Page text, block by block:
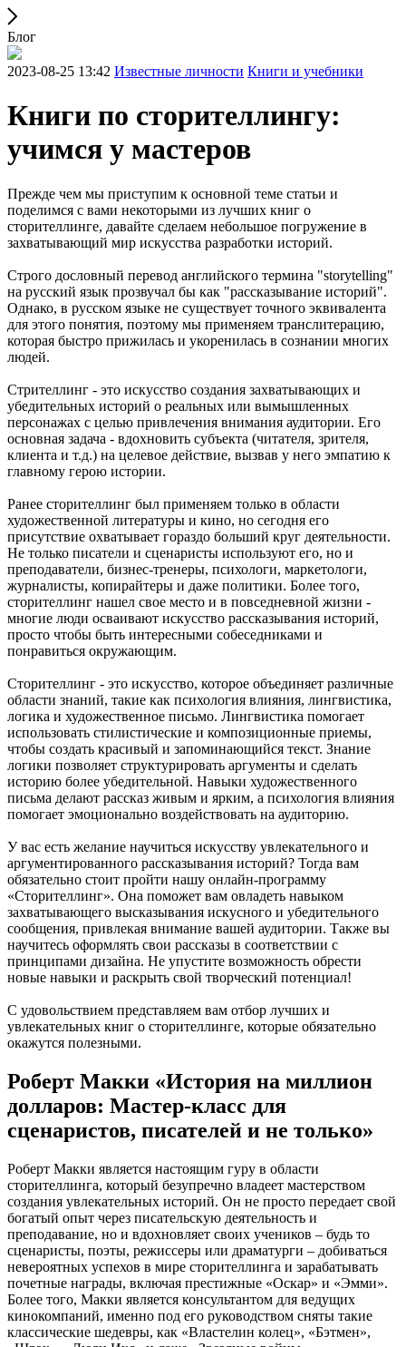
Блог
2023-08-25 13:42 Известные личности Книги и учебники
Книги по сторителлингу:
учимся у мастеров
Прежде чем мы приступим к основной теме статьи и
поделимся с вами некоторыми из лучших книг о
сторителлинге, давайте сделаем небольшое погружение в
захватывающий мир искусства разработки историй.
Строго дословный перевод английского термина "storytelling"
на русский язык прозвучал бы как "рассказывание историй".
Однако, в русском языке не существует точного эквивалента
для этого понятия, поэтому мы применяем транслитерацию,
которая быстро прижилась и укоренилась в сознании многих
людей.
Стрителлинг - это искусство создания захватывающих и
убедительных историй о реальных или вымышленных
персонажах с целью привлечения внимания аудитории. Его
основная задача - вдохновить субъекта (читателя, зрителя,
клиента и т.д.) на целевое действие, вызвав у него эмпатию к
главному герою истории.
Ранее сторителлинг был применяем только в области
художественной литературы и кино, но сегодня его
присутствие охватывает гораздо больший круг деятельности.
Не только писатели и сценаристы используют его, но и
преподаватели, бизнес-тренеры, психологи, маркетологи,
журналисты, копирайтеры и даже политики. Более того,
сторителлинг нашел свое место и в повседневной жизни -
многие люди осваивают искусство рассказывания историй,
просто чтобы быть интересными собеседниками и
понравиться окружающим.
Сторителлинг - это искусство, которое объединяет различные
области знаний, такие как психология влияния, лингвистика,
логика и художественное письмо. Лингвистика помогает
использовать стилистические и композиционные приемы,
чтобы создать красивый и запоминающийся текст. Знание
логики позволяет структурировать аргументы и сделать
историю более убедительной. Навыки художественного
письма делают рассказ живым и ярким, а психология влияния
помогает эмоционально воздействовать на аудиторию.
У вас есть желание научиться искусству увлекательного и
аргументированного рассказывания историй? Тогда вам
обязательно стоит пройти нашу онлайн-программу
«Сторителлинг». Она поможет вам овладеть навыком
захватывающего высказывания искусного и убедительного
сообщения, привлекая внимание вашей аудитории. Также вы
научитесь оформлять свои рассказы в соответствии с
принципами дизайна. Не упустите возможность обрести
новые навыки и раскрыть свой творческий потенциал!
С удовольствием представляем вам отбор лучших и
увлекательных книг о сторителлинге, которые обязательно
окажутся полезными.
Роберт Макки «История на миллион
долларов: Мастер-класс для
сценаристов, писателей и не только»
Роберт Макки является настоящим гуру в области
сторителлинга, который безупречно владеет мастерством
создания увлекательных историй. Он не просто передает свой
богатый опыт через писательскую деятельность и
преподавание, но и вдохновляет своих учеников – будь то
сценаристы, поэты, режиссеры или драматурги – добиваться
невероятных успехов в мире сторителлинга и зарабатывать
почетные награды, включая престижные «Оскар» и «Эмми».
Более того, Макки является консультантом для ведущих
кинокомпаний, именно под его руководством сняты такие
классические шедевры, как «Властелин колец», «Бэтмен»,